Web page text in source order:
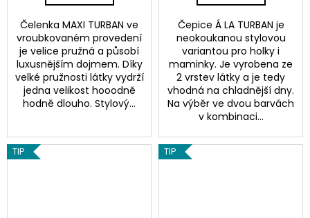
Čelenka MAXI TURBAN ve
vroubkovaném provedení
je velice pružná a působí
luxusnějším dojmem. Díky
velké pružnosti látky vydrží
jedna velikost hooodně
hodně dlouho. Stylový...
Čepice Á LA TURBAN je
neokoukanou stylovou
variantou pro holky i
maminky. Je vyrobena ze
2 vrstev látky a je tedy
vhodná na chladnější dny.
Na výběr ve dvou barvách
v kombinaci...
TIP TIP